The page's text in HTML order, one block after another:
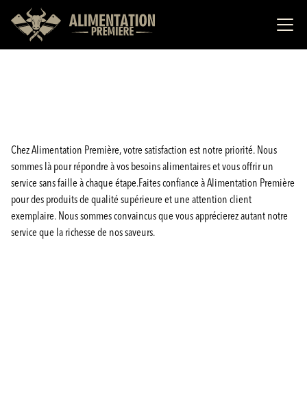
Chez Alimentation Première, votre satisfaction est notre priorité. Nous
sommes là pour répondre à vos besoins alimentaires et vous offrir un
service sans faille à chaque étape.Faites confiance à Alimentation Première
pour des produits de qualité supérieure et une attention client
exemplaire. Nous sommes convaincus que vous apprécierez autant notre
service que la richesse de nos saveurs.